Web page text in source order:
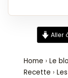
Aller
Home › Le
Recette ›